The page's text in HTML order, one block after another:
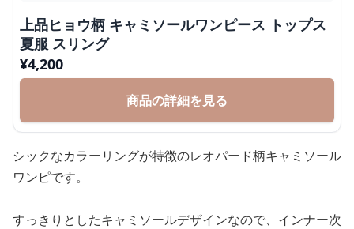
上品ヒョウ柄 キャミソールワンピース トップス
夏服 スリング
¥4,200
商品の詳細を見る
シックなカラーリングが特徴のレオパード柄キャミソール
ワンピです。
すっきりとしたキャミソールデザインなので、インナー次